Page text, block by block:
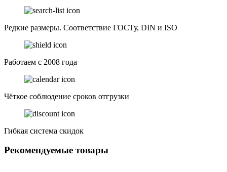
Редкие размеры. Соответствие ГОСТу, DIN и ISO
Работаем с 2008 года
Чёткое соблюдение сроков отгрузки
Гибкая система скидок
Рекомендуемые товары